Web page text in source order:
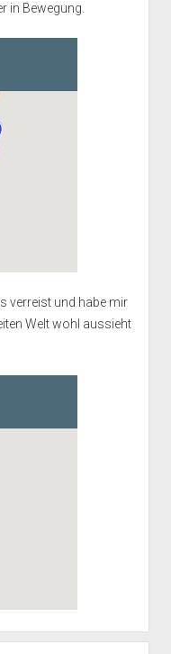
in Bewegung.
verreist und habe mir
Welt wohl aussieht